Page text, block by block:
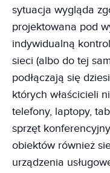
sytuacja wygląda
projektowana pod
indywidualną
sieci (albo do tej
podłączają się
których właścicieli
telefony, laptopy,
sprzęt
obiektów również
urządzenia